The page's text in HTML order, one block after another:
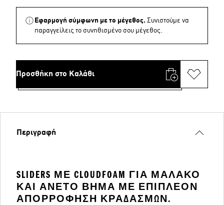
Εφαρμογή σύμφωνη με το μέγεθος. Συνιστούμε να
παραγγείλεις το συνηθισμένο σου μέγεθος.
Προσθήκη στο Καλάθι
Περιγραφή
SLIDERS ΜΕ CLOUDFOAM ΓΙΑ ΜΑΛΑΚΌ
ΚΑΙ ΆΝΕΤΟ ΒΉΜΑ ΜΕ ΕΠΙΠΛΈΟΝ
ΑΠΟΡΡΌΦΗΣΗ ΚΡΑΔΑΣΜΏΝ.